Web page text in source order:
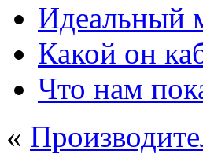
Идеальный
Какой он
Что нам
«